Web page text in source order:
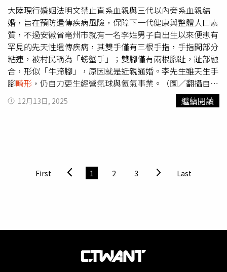
大陸現行婚姻法明文禁止直系血親與三代以內旁系血親結
婚，旨在預防遺傳疾病風險，保障下一代健康與整體人口素
質，不過安徽省亳州市就有一名李姓男子自出生以來便患有
罕見的先天性遺傳疾病，其雙手僅有三根手指，手指間部分
粘連，被村民稱為「螃蟹手」；雙腳僅有兩根腳趾，趾部融
合，形似「牛蹄腳」，原因就是近親通婚。李先生雖天生手
腳畸形 ，仍自力更生經營氣球與氦氣事業。（圖／翻攝自看
曉天下事）根據《看曉天下事》與多家大陸媒體報導，李先
生回憶，童年時對自身差異並無特別意識，只記得每當外
外婆為堂兄妹關係，當年成婚時對近親通婚可能帶來的遺傳
風險缺乏認知。儘管李先生的母親一代未出現異常，但遺傳
發病。這類疾病常具先天性，治療困難，且可能影響終身。
運。他自學氣球造型技術，後轉行經營氦氣相關生意，逐步
建立起屬於自己的職涯。他坦言，除了無法駕駛車輛之外，
12月13日, 2025 繼續閱讀
First 1 2 3 Last